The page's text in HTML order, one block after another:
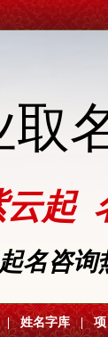
起
起名咨询
| 姓名字库 |